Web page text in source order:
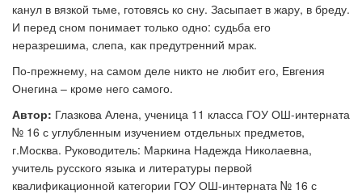
канул в вязкой тьме, готовясь ко сну. Засыпает в жару, в бреду.
И перед сном понимает только одно: судьба его
неразрешима, слепа, как предутренний мрак.
По-прежнему, на самом деле никто не любит его, Евгения
Онегина – кроме него самого.
Автор: Глазкова Алена, ученица 11 класса ГОУ ОШ-интерната
№ 16 с углубленным изучением отдельных предметов,
г.Москва. Руководитель: Маркина Надежда Николаевна,
учитель русского языка и литературы первой
квалификационной категории ГОУ ОШ-интерната № 16 с